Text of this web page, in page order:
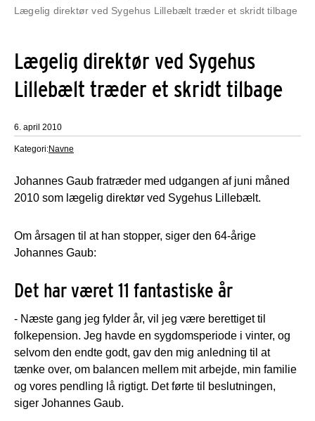
Lægelig direktør ved Sygehus Lillebælt træder et skridt tilbage
Lægelig direktør ved Sygehus
Lillebælt træder et skridt tilbage
6. april 2010
Kategori:Navne
Johannes Gaub fratræder med udgangen af juni måned
2010 som lægelig direktør ved Sygehus Lillebælt.
Om årsagen til at han stopper, siger den 64-årige
Johannes Gaub:
Det har været 11 fantastiske år
- Næste gang jeg fylder år, vil jeg være berettiget til
folkepension. Jeg havde en sygdomsperiode i vinter, og
selvom den endte godt, gav den mig anledning til at
tænke over, om balancen mellem mit arbejde, min familie
og vores pendling lå rigtigt. Det førte til beslutningen,
siger Johannes Gaub.